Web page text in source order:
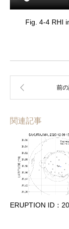
Fig. 4-4 RHI
関連記事
ERUPTION ID：